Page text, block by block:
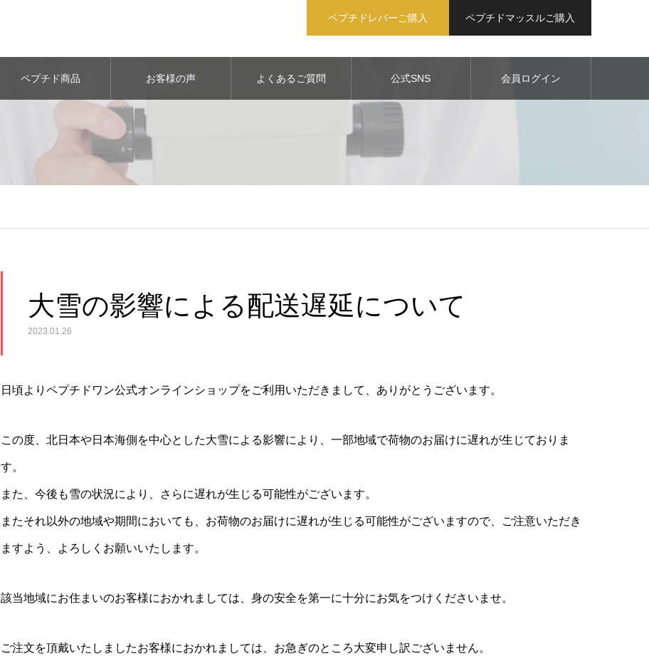
ペプチドレバーご購入 ペプチドマッスルご購入
ペプチド商品 お客様の声 よくあるご質問 公式SNS 会員ログイン
大雪の影響による配送遅延について
2023.01.26
日頃よりペプチドワン公式オンラインショップをご利用いただきまして、ありがとうございます。
この度、北日本や日本海側を中心とした大雪による影響により、一部地域で荷物のお届けに遅れが生じておりま
す。
また、今後も雪の状況により、さらに遅れが生じる可能性がございます。
またそれ以外の地域や期間においても、お荷物のお届けに遅れが生じる可能性がございますので、ご注意いただき
ますよう、よろしくお願いいたします。
該当地域にお住まいのお客様におかれましては、身の安全を第一に十分にお気をつけくださいませ。
ご注文を頂戴いたしましたお客様におかれましては、お急ぎのところ大変申し訳ございません。